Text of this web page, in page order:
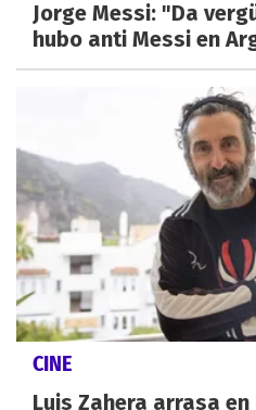
Jorge Messi: "Da
hubo anti Messi en
CINE
Luis Zahera arrasa